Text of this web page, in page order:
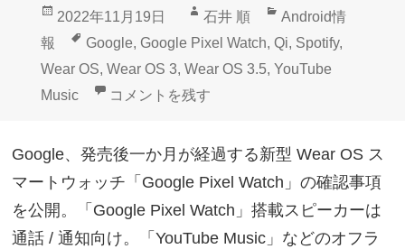
投
日:
2022年11月19日
作
成
者
石井 順
カ
テ
ゴ
Android情
報
タ
グ
Google, Google Pixel Watch, Qi, Spotify,
Wear OS, Wear OS 3, Wear OS 3.5, YouTube
Music
Google公式！「Google Pixel Watch」スピー
コメントを残す
Google、発売後一か月が経過する新型 Wear OS ス
マートウォッチ「Google Pixel Watch」の確認事項
を公開。「Google Pixel Watch」搭載スピーカーは
通話 / 通知向け。「YouTube Music」などのオフラ